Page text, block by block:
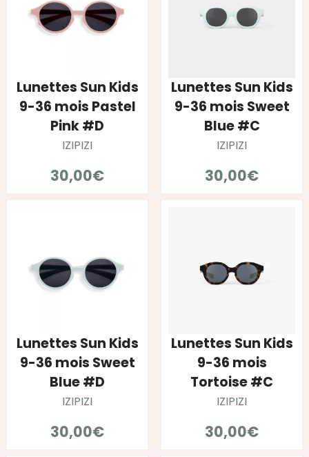
Lunettes Sun Kids
9-36 mois Pastel
Pink #D
IZIPIZI
30,00€
Lunettes Sun Kids
9-36 mois Sweet
Blue #C
IZIPIZI
30,00€
Lunettes Sun Kids
9-36 mois Sweet
Blue #D
IZIPIZI
30,00€
Lunettes Sun Kids
9-36 mois
Tortoise #C
IZIPIZI
30,00€